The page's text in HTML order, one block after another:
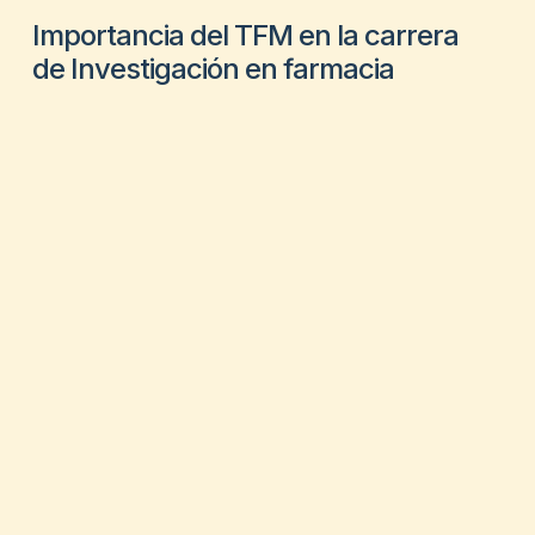
Importancia del TFM en la carrera
de Investigación en farmacia